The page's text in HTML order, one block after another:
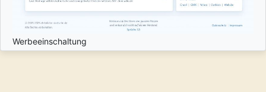
Werbeeinschaltung